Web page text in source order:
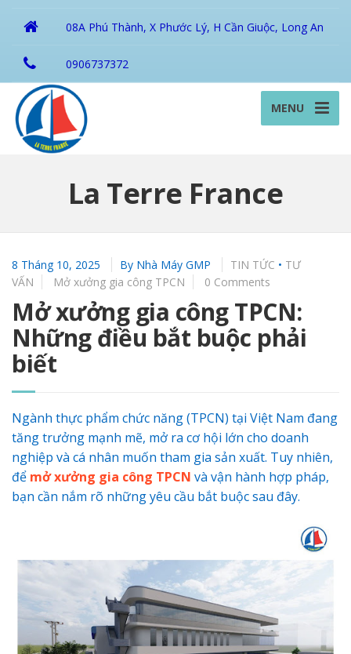
08A Phú Thành, X Phước Lý, H Cần Giuộc, Long An
0906737372
MENU
La Terre France
8 Tháng 10, 2025 By Nhà Máy GMP TIN TỨC • TƯ
VẤN
Mở xưởng gia công TPCN 0 Comments
Mở xưởng gia công TPCN:
Những điều bắt buộc phải
biết
Ngành thực phẩm chức năng (TPCN) tại Việt Nam đang
tăng trưởng mạnh mẽ, mở ra cơ hội lớn cho doanh
nghiệp và cá nhân muốn tham gia sản xuất. Tuy nhiên,
để mở xưởng gia công TPCN và vận hành hợp pháp,
bạn cần nắm rõ những yêu cầu bắt buộc sau đây.